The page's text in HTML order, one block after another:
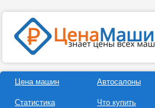
Цена машин
Статистика
Автосалоны
Что купить